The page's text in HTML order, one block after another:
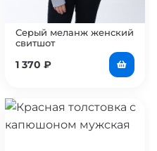
Серый меланж женский
свитшот
1 370 ₽